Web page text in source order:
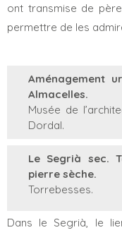
ont transmise de
permettre de les
Aménagement
Almacelles.
Musée de
Dordal.
Le Segrià sec.
pierre sèche.
Torrebesses.
Dans le Segrià, le